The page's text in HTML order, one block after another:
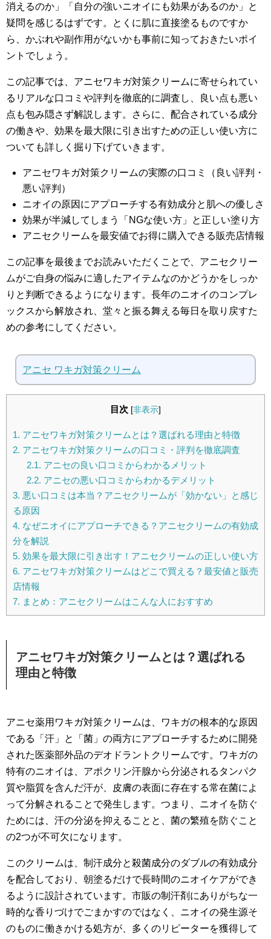
消えるのか」「自分の強いニオイにも効果があるのか」と
疑問を感じるはずです。とくに肌に直接塗るものですか
ら、かぶれや副作用がないかも事前に知っておきたいポイ
ントでしょう。
この記事では、アニセワキガ対策クリームに寄せられてい
るリアルな口コミや評判を徹底的に調査し、良い点も悪い
点も包み隠さず解説します。さらに、配合されている成分
の働きや、効果を最大限に引き出すための正しい使い方に
ついても詳しく掘り下げていきます。
アニセワキガ対策クリームの実際の口コミ（良い評判・
悪い評判）
ニオイの原因にアプローチする有効成分と肌への優しさ
効果が半減してしまう「NGな使い方」と正しい塗り方
アニセクリームを最安値でお得に購入できる販売店情報
この記事を最後までお読みいただくことで、アニセクリー
ムがご自身の悩みに適したアイテムなのかどうかをしっか
りと判断できるようになります。長年のニオイのコンプレ
ックスから解放され、堂々と振る舞える毎日を取り戻すた
めの参考にしてください。
アニセ ワキガ対策クリーム
目次 [非表示]
1. アニセワキガ対策クリームとは？選ばれる理由と特徴
2. アニセワキガ対策クリームの口コミ・評判を徹底調査
2.1. アニセの良い口コミからわかるメリット
2.2. アニセの悪い口コミからわかるデメリット
3. 悪い口コミは本当？アニセクリームが「効かない」と感じ
る原因
4. なぜニオイにアプローチできる？アニセクリームの有効成
分を解説
5. 効果を最大限に引き出す！アニセクリームの正しい使い方
6. アニセワキガ対策クリームはどこで買える？最安値と販売
店情報
7. まとめ：アニセクリームはこんな人におすすめ
アニセワキガ対策クリームとは？選ばれる
理由と特徴
アニセ薬用ワキガ対策クリームは、ワキガの根本的な原因
である「汗」と「菌」の両方にアプローチするために開発
された医薬部外品のデオドラントクリームです。ワキガの
特有のニオイは、アポクリン汗腺から分泌されるタンパク
質や脂質を含んだ汗が、皮膚の表面に存在する常在菌によ
って分解されることで発生します。つまり、ニオイを防ぐ
ためには、汗の分泌を抑えることと、菌の繁殖を防ぐこと
の2つが不可欠になります。
このクリームは、制汗成分と殺菌成分のダブルの有効成分
を配合しており、朝塗るだけで長時間のニオイケアができ
るように設計されています。市販の制汗剤にありがちな一
時的な香りづけでごまかすのではなく、ニオイの発生源そ
のものに働きかける処方が、多くのリピーターを獲得して